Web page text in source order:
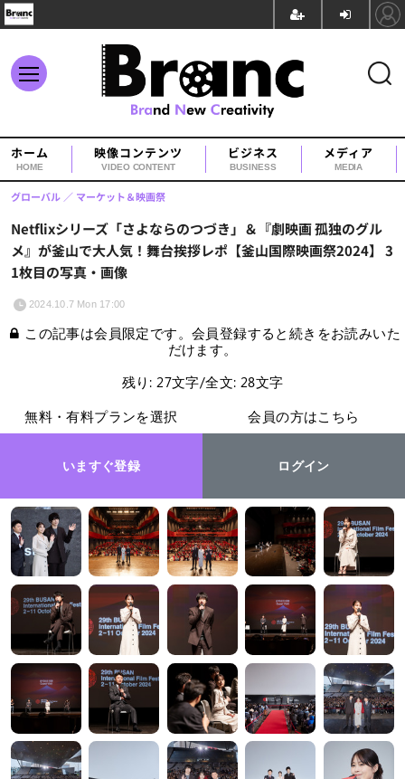
ホーム
HOME
映像コンテンツ
VIDEO CONTENT
ビジネス
BUSINESS
メディア
MEDIA
Netflixシリーズ「さよならのつづき」＆『劇映画 孤独のグル
メ』が釜山で大人気！舞台挨拶レポ【釜山国際映画祭2024】 3
1枚目の写真・画像
グローバル マーケット＆映画祭
2024.10.7 Mon 17:00
この記事は会員限定です。会員登録すると続きをお読みいた
だけます。
残り: 27文字/全文: 28文字
無料・有料プランを選択
いますぐ登録
会員の方はこちら
ログイン